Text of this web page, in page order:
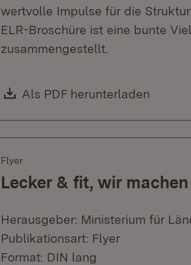
wertvolle Impulse für die
ELR-Broschüre ist eine bunte
zusammengestellt.
Download:
Als PDF herunterladen
Flyer
Lecker & fit, wir
Herausgeber: Ministerium für
Publikationsart: Flyer
Format: DIN lang